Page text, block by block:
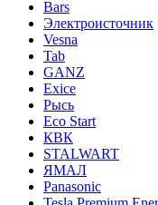
Bars
Электроисточник
Vesna
Tab
GANZ
Exice
Рысь
Eco Start
КВК
STALWART
ЯМАЛ
Panasonic